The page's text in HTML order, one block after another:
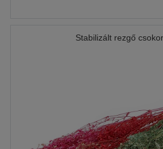
Stabilizált rezgő